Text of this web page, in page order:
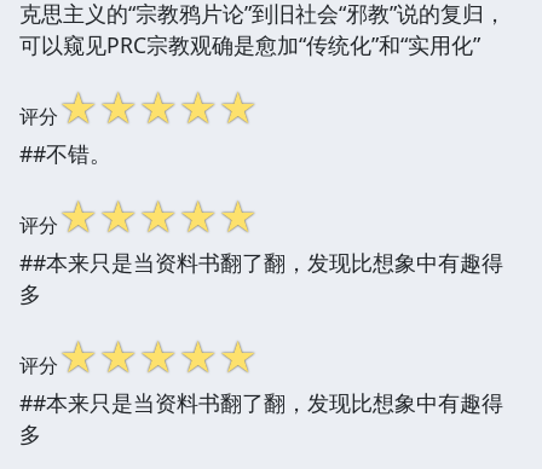
克思主义的“宗教鸦片论”到旧社会“邪教”说的复归，
可以窥见PRC宗教观确是愈加“传统化”和“实用化”
评分☆☆☆☆☆
##不错。
评分☆☆☆☆☆
##本来只是当资料书翻了翻，发现比想象中有趣得
多
评分☆☆☆☆☆
##本来只是当资料书翻了翻，发现比想象中有趣得
多